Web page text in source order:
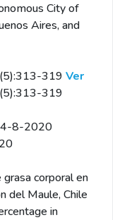
City of
Aires, and
319 Ver
319
8-2020
corporal en
del Maule, Chile
in